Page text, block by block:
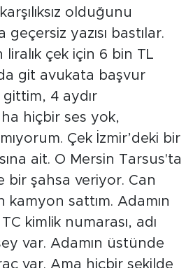
olduğunu
geçersiz yazısı bastılar.
çek için 6 bin TL
git avukata başvur
4 aydır
hiçbir ses yok,
Çek İzmir’deki bir
ait. O Mersin Tarsus'ta
bir şahsa veriyor. Can
kamyon sattım. Adamın
kimlik numarası, adı
var. Adamın üstünde
var. Ama hiçbir şekilde